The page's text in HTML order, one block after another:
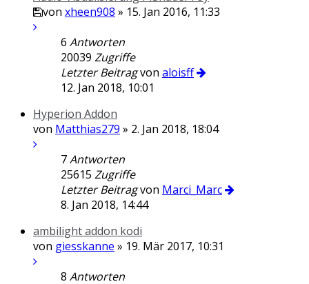
von xheen908 » 15. Jan 2016, 11:33
6 Antworten
20039 Zugriffe
Letzter Beitragvon aloisff
12. Jan 2018, 10:01
Hyperion Addon
von Matthias279 » 2. Jan 2018, 18:04
7Antworten
25615 Zugriffe
Letzter Beitragvon Marci_Marc
8. Jan 2018, 14:44
ambilight addon kodi
von giesskanne » 19. Mär 2017, 10:31
8 Antworten